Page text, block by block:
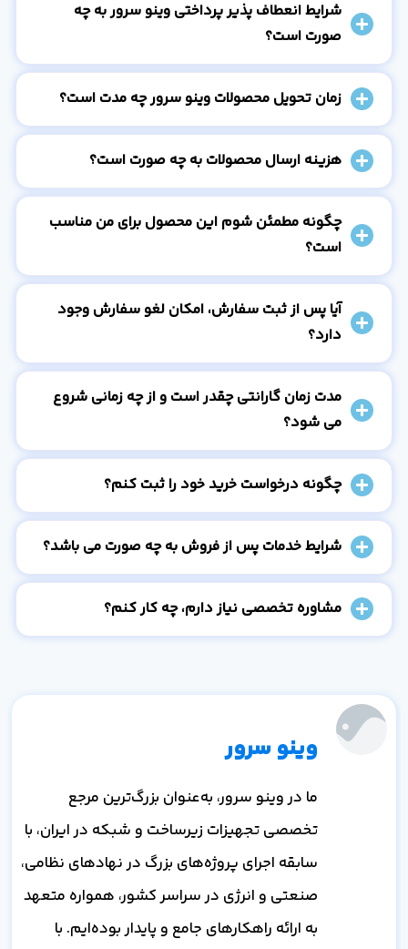
شرایط انعطاف پذیر پرداختی وینو سرور به چه
صورت است؟
زمان تحویل محصولات وینو سرور چه مدت است؟
هزینه ارسال محصولات به چه صورت است؟
چگونه مطمئن شوم این محصول برای من مناسب
است؟
آیا پس از ثبت سفارش، امکان لغو سفارش وجود
دارد؟
مدت زمان گارانتی چقدر است و از چه زمانی شروع
می شود؟
چگونه درخواست خرید خود را ثبت کنم؟
شرایط خدمات پس از فروش به چه صورت می باشد؟
مشاوره تخصصی نیاز دارم، چه کار کنم؟
وینو سرور
ما در وینو سرور، به‌عنوان بزرگ‌ترین مرجع
تخصصی تجهیزات زیرساخت و شبکه در ایران، با
سابقه اجرای پروژه‌های بزرگ در نهادهای نظامی،
صنعتی و انرژی در سراسر کشور، همواره متعهد
به ارائه راهکارهای جامع و پایدار بوده‌ایم. با